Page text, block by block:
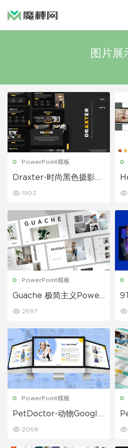
图片展
PowerPoint模板
Draxter-时尚黑色摄影P
1903
PowerPoint模板
Guache 极简主义Power
2697
PowerPoint模板
PetDoctor-动物Google
2068